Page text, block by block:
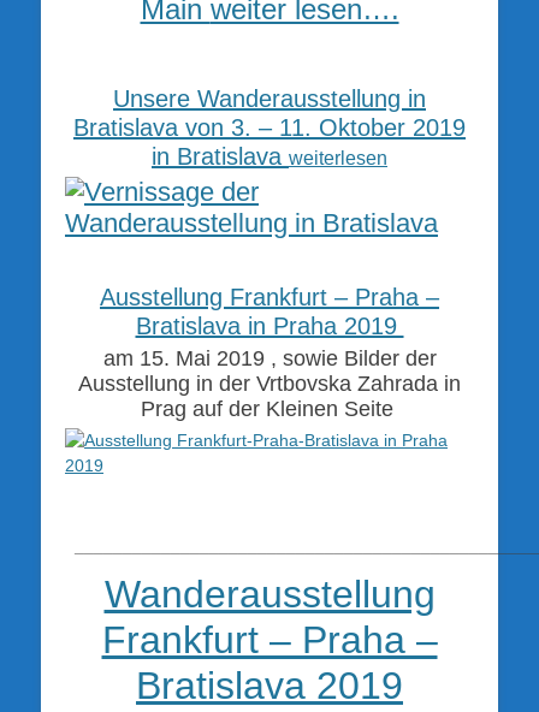
Main weiter lesen….
Unsere Wanderausstellung in
Bratislava von 3. – 11. Oktober 2019
in Bratislava weiterlesen
Ausstellung Frankfurt – Praha –
Bratislava in Praha 2019
am 15. Mai 2019 , sowie Bilder der
Ausstellung in der Vrtbovska Zahrada in
Prag auf der Kleinen Seite
Wanderausstellung
Frankfurt – Praha –
Bratislava 2019